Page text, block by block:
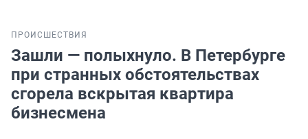
ПРОИСШЕСТВИЯ
Зашли — полыхнуло. В Петербурге
при странных обстоятельствах
сгорела вскрытая квартира
бизнесмена